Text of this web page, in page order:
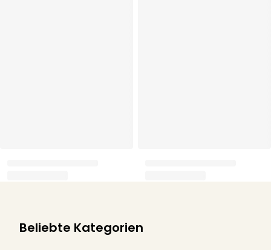
Beliebte Kategorien